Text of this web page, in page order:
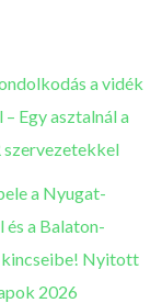
a vidék
Egy asztalnál a
szervezetekkel
a Nyugat-
és a Balaton-
Nyitott
2026